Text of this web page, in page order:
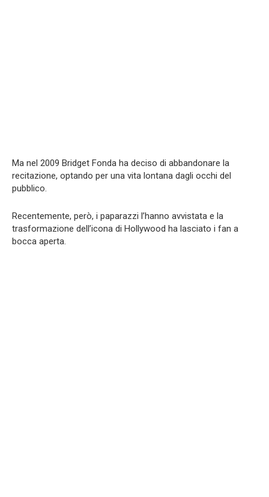
Ma nel 2009 Bridget Fonda ha deciso di abbandonare la
recitazione, optando per una vita lontana dagli occhi del
pubblico.
Recentemente, però, i paparazzi l’hanno avvistata e la
trasformazione dell’icona di Hollywood ha lasciato i fan a
bocca aperta.